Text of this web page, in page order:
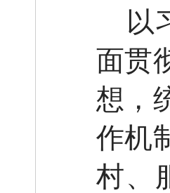
以
面贯
想，
作机
村、